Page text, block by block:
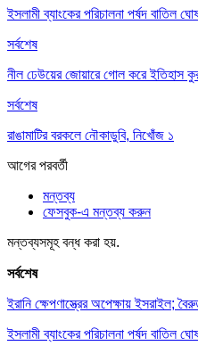
ইসলামী ব্যাংকের পরিচালনা পর্ষদ বাতিল
সর্বশেষ
নীল ঢেউয়ের জোয়ারে গোল করে ইতিহাস
সর্বশেষ
রাঙামাটির বরকলে নৌকাডুবি, নিখোঁজ ১
আগেরপরবর্তী
মন্তব্য
ফেসবুক-এ মন্তব্য করুন
মন্তব্যসমূহ বন্ধ করা হয়.
সর্বশেষ
ইরানি ক্ষেপণাস্ত্রের অপেক্ষায় ইসরাইল;
ইসলামী ব্যাংকের পরিচালনা পর্ষদ বাতিল